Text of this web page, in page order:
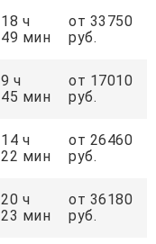
18 ч
49 мин
от 33750
руб.
9 ч
45 мин
от 17010
руб.
14 ч
22 мин
от 26460
руб.
20 ч
23 мин
от 36180
руб.